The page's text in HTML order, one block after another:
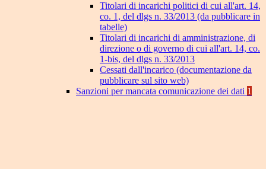
Titolari di incarichi politici di cui all'art. 14,
co. 1, del dlgs n. 33/2013 (da pubblicare in
tabelle)
Titolari di incarichi di amministrazione, di
direzione o di governo di cui all'art. 14, co.
1-bis, del dlgs n. 33/2013
Cessati dall'incarico (documentazione da
pubblicare sul sito web)
Sanzioni per mancata comunicazione dei dati 1